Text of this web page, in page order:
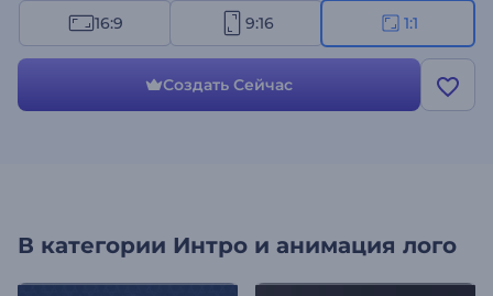
и добавьте запоминающуюся фоновую музыку. Идеально
подходит для представления технологических компаний,
каналов, рекламных роликов и многого другого. Создавайте
16:9 9:16 1:1
Создать Сейчас
В категории Интро и анимация лого